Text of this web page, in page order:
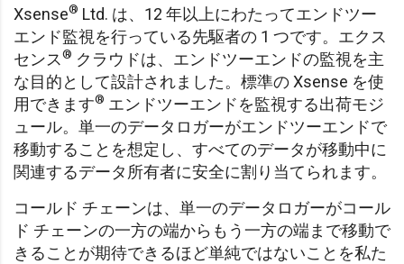
Xsense® Ltd. は、12 年以上にわたってエンドツー
エンド監視を行っている先駆者の 1 つです。エクス
センス® クラウドは、エンドツーエンドの監視を主
な目的として設計されました。標準の Xsense を使
用できます® エンドツーエンドを監視する出荷モジ
ュール。単一のデータロガーがエンドツーエンドで
移動することを想定し、すべてのデータが移動中に
関連するデータ所有者に安全に割り当てられます。
コールド チェーンは、単一のデータロガーがコール
ド チェーンの一方の端からもう一方の端まで移動で
きることが期待できるほど単純ではないことを私た